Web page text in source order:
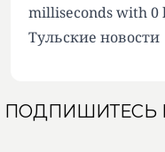
milliseconds with 0
Тульские новости
ПОДПИШИТЕСЬ